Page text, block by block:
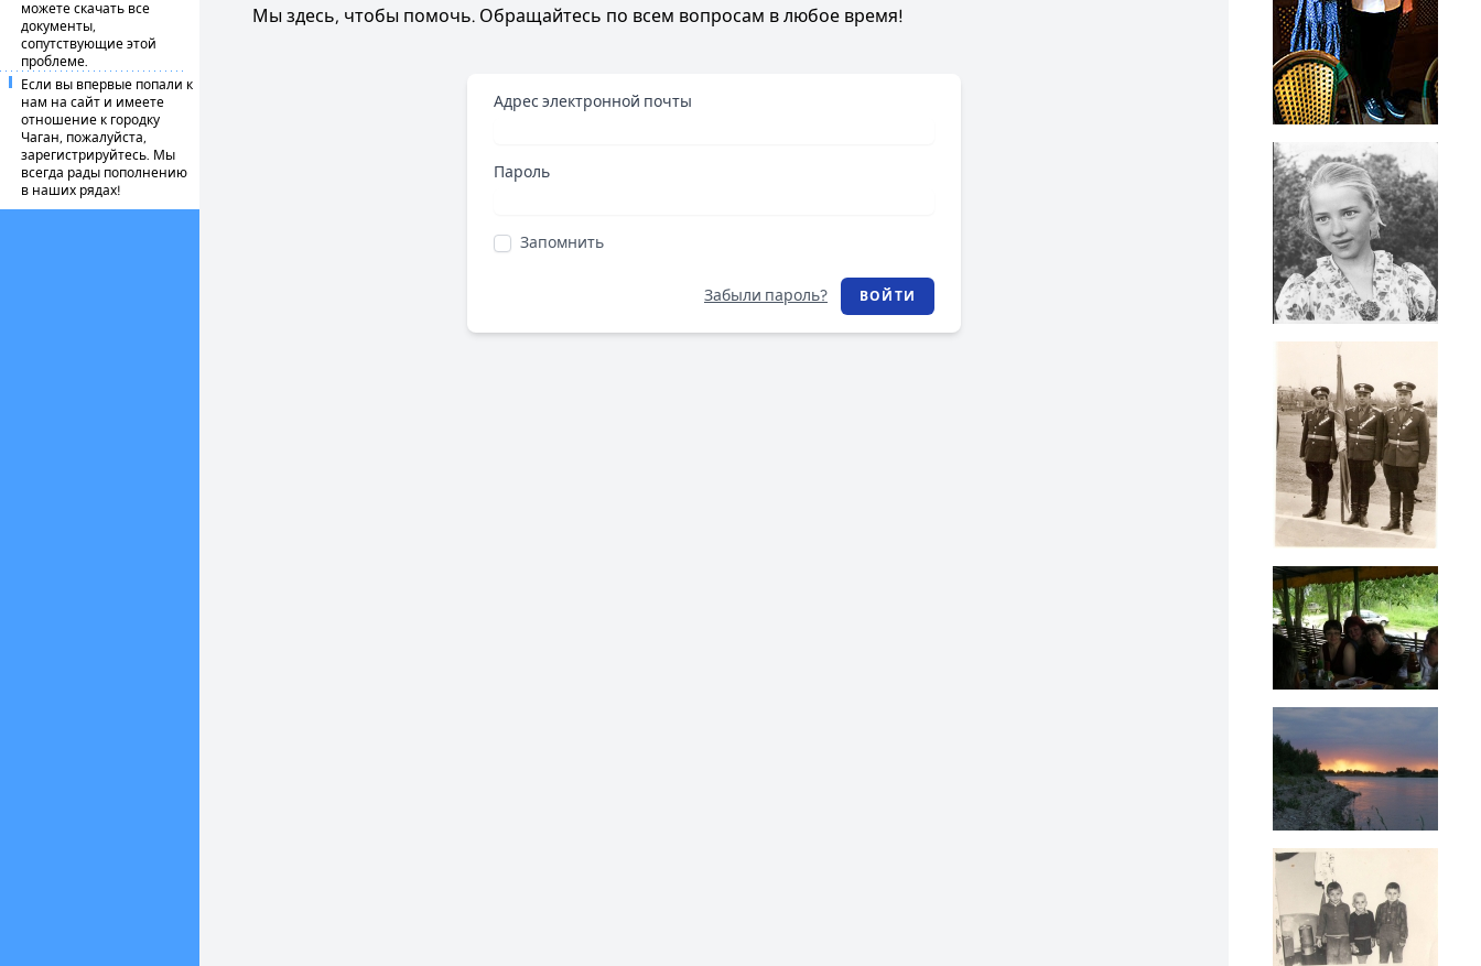
можете скачать все
документы,
сопутствующие этой
проблеме.
Если вы впервые попали к
нам на сайт и имеете
отношение к городку
Чаган, пожалуйста,
зарегистрируйтесь. Мы
всегда рады пополнению
в наших рядах!
Мы здесь, чтобы помочь. Обращайтесь по всем вопросам в любое время!
Адрес электронной почты
Пароль
Запомнить
Забыли пароль? ВОЙТИ